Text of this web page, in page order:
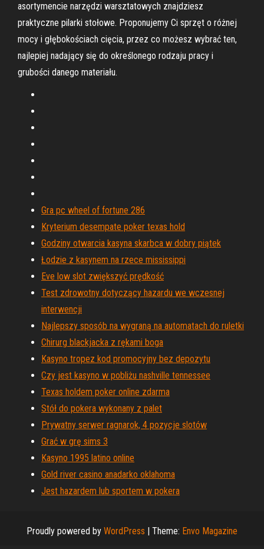
asortymencie narzędzi warsztatowych znajdziesz
praktyczne pilarki stołowe. Proponujemy Ci sprzęt o różnej
mocy i głębokościach cięcia, przez co możesz wybrać ten,
najlepiej nadający się do określonego rodzaju pracy i
grubości danego materiału.
Gra pc wheel of fortune 286
Kryterium desempate poker texas hold
Godziny otwarcia kasyna skarbca w dobry piątek
Łodzie z kasynem na rzece mississippi
Eve low slot zwiększyć prędkość
Test zdrowotny dotyczący hazardu we wczesnej
interwencji
Najlepszy sposób na wygraną na automatach do ruletki
Chirurg blackjacka z rękami boga
Kasyno tropez kod promocyjny bez depozytu
Czy jest kasyno w pobliżu nashville tennessee
Texas holdem poker online zdarma
Stół do pokera wykonany z palet
Prywatny serwer ragnarok, 4 pozycje slotów
Grać w grę sims 3
Kasyno 1995 latino online
Gold river casino anadarko oklahoma
Jest hazardem lub sportem w pokera
Proudly powered by WordPress | Theme: Envo Magazine